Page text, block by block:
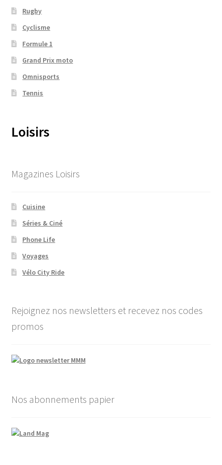
Rugby
Cyclisme
Formule 1
Grand Prix moto
Omnisports
Tennis
Loisirs
Magazines Loisirs
Cuisine
Séries & Ciné
Phone Life
Voyages
Vélo City Ride
Rejoignez nos newsletters et recevez nos codes
promos
Nos abonnements papier